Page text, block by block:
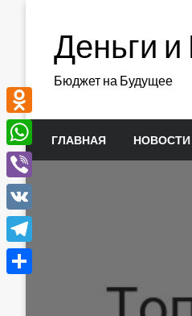
содержимомуДеньги
Бюджет на Будущее
ГЛАВНАЯ НОВОСТИ
Odnoklassniki
WhatsApp
Viber
VK
Telegram